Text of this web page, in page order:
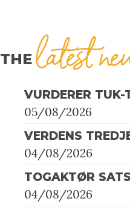
THElatest
VURDERER TUK-
05/08/2026
VERDENS
04/08/2026
TOGAKTØR
04/08/2026